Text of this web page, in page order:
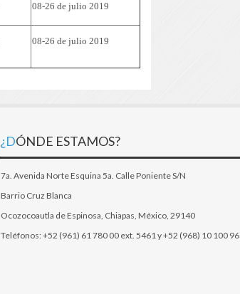
08-26 de julio 2019
08-26 de julio 2019
¿DÓNDE ESTAMOS?
7a. Avenida Norte Esquina 5a. Calle Poniente S/N
Barrio Cruz Blanca
Ocozocoautla de Espinosa, Chiapas, México, 29140
Teléfonos: +52 (961) 61 780 00 ext. 5461 y +52 (968) 10 100 96